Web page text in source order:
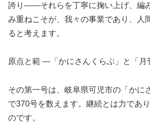
誇り――それらを丁寧に掬い上げ、編
み重ねこそが、我々の事業であり、人
ると考えます。
原点と範 ―「かにさんくらぶ」と「月
その第一号は、岐阜県可児市の「かに
で370号を数えます。継続とは力であ
のです。